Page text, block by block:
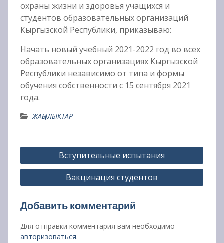
охраны жизни и здоровья учащихся и
студентов образовательных организаций
Кыргызской Республики, приказываю:
Начать новый учебный 2021-2022 год во всех
образовательных организациях Кыргызской
Республики независимо от типа и формы
обучения собственности с 15 сентября 2021
года.
ЖАҢЫЛЫКТАР
Навигация
по
Вступительные испытания
Вакцинация студентов
Добавить комментарий
Для отправки комментария вам необходимо
авторизоваться.